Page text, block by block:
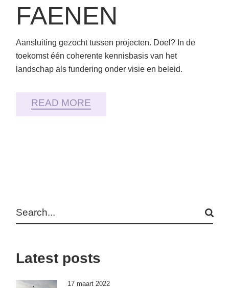
FAENEN
Aansluiting gezocht tussen projecten. Doel? In de
toekomst één coherente kennisbasis van het
landschap als fundering onder visie en beleid.
READ MORE
Latest posts
17 maart 2022